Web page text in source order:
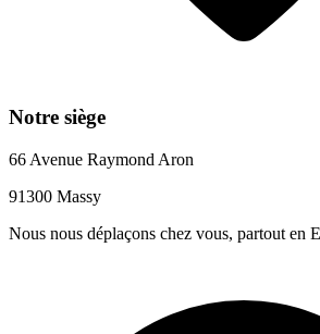
Notre siège
66 Avenue Raymond Aron
91300 Massy
Nous nous déplaçons chez vous, partout en